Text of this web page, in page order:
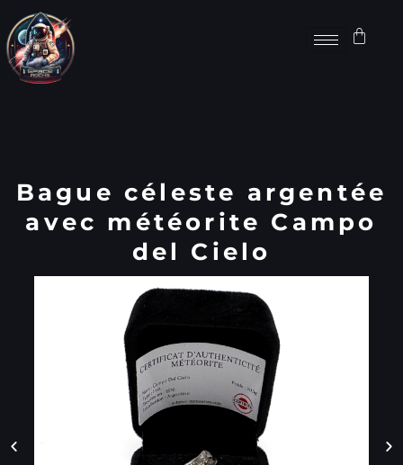
Bague céleste argentée
avec météorite Campo
del Cielo